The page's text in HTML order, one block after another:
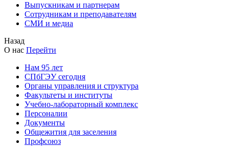
Выпускникам и партнерам
Сотрудникам и преподавателям
СМИ и медиа
Назад
О нас Перейти
Нам 95 лет
СПбГЭУ сегодня
Органы управления и структура
Факультеты и институты
Учебно-лабораторный комплекс
Персоналии
Документы
Общежития для заселения
Профсоюз